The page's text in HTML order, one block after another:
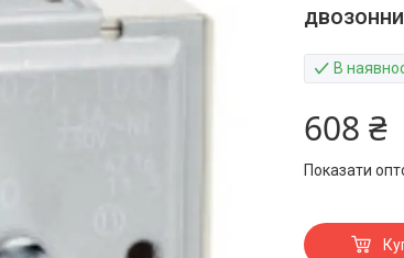
В
608 ₴
Показати